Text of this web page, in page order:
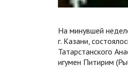
На минувшей
г. Казани,
Татарстанского
игумен Питирим